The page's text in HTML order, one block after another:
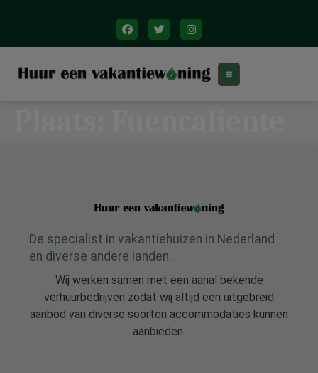
De specialist in vakantiehuizen in Nederland
en diverse andere landen.
Wij werken samen met een aanal bekende
verhuurbedrijven zodat wij altijd een uitgebreid
aanbod van diverse soorten accommodaties kunnen
aanbieden.